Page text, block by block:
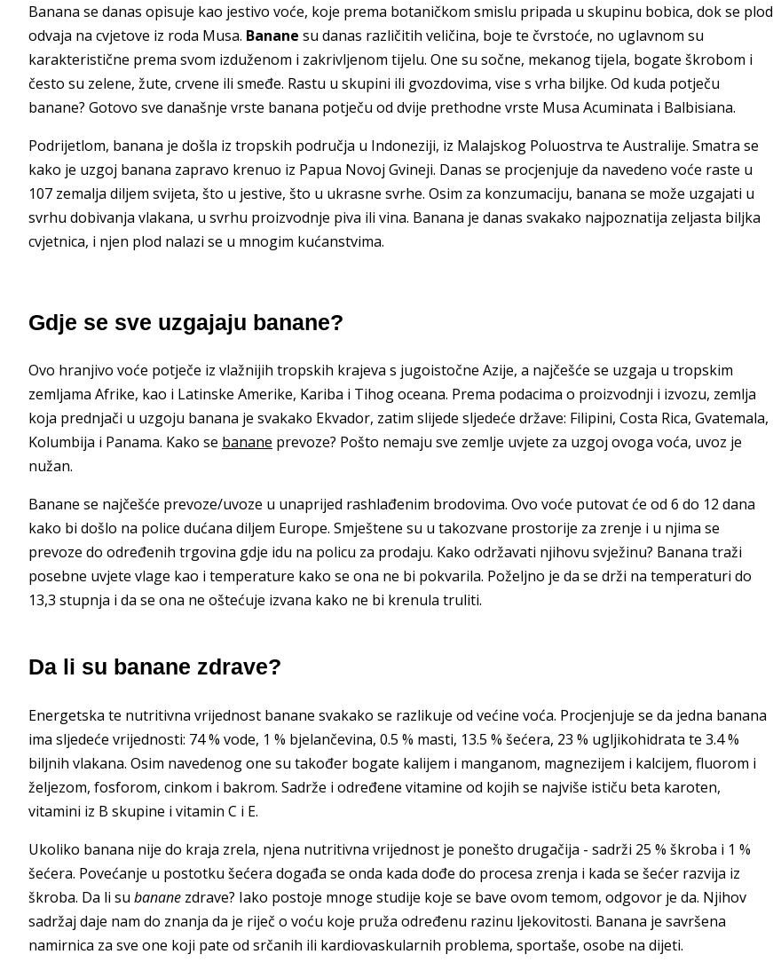
Banana se danas opisuje kao jestivo voće, koje prema botaničkom smislu pripada u skupinu bobica, dok se plod
odvaja na cvjetove iz roda Musa. Banane su danas različitih veličina, boje te čvrstoće, no uglavnom su
karakteristične prema svom izduženom i zakrivljenom tijelu. One su sočne, mekanog tijela, bogate škrobom i
često su zelene, žute, crvene ili smeđe. Rastu u skupini ili gvozdovima, vise s vrha biljke. Od kuda potječu
banane? Gotovo sve današnje vrste banana potječu od dvije prethodne vrste Musa Acuminata i Balbisiana.
Podrijetlom, banana je došla iz tropskih područja u Indoneziji, iz Malajskog Poluostrva te Australije. Smatra se
kako je uzgoj banana zapravo krenuo iz Papua Novoj Gvineji. Danas se procjenjuje da navedeno voće raste u
107 zemalja diljem svijeta, što u jestive, što u ukrasne svrhe. Osim za konzumaciju, banana se može uzgajati u
svrhu dobivanja vlakana, u svrhu proizvodnje piva ili vina. Banana je danas svakako najpoznatija zeljasta biljka
cvjetnica, i njen plod nalazi se u mnogim kućanstvima.
Gdje se sve uzgajaju banane?
Ovo hranjivo voće potječe iz vlažnijih tropskih krajeva s jugoistočne Azije, a najčešće se uzgaja u tropskim
zemljama Afrike, kao i Latinske Amerike, Kariba i Tihog oceana. Prema podacima o proizvodnji i izvozu, zemlja
koja prednjači u uzgoju banana je svakako Ekvador, zatim slijede sljedeće države: Filipini, Costa Rica, Gvatemala,
Kolumbija i Panama. Kako se banane prevoze? Pošto nemaju sve zemlje uvjete za uzgoj ovoga voća, uvoz je
nužan.
Banane se najčešće prevoze/uvoze u unaprijed rashlađenim brodovima. Ovo voće putovat će od 6 do 12 dana
kako bi došlo na police dućana diljem Europe. Smještene su u takozvane prostorije za zrenje i u njima se
prevoze do određenih trgovina gdje idu na policu za prodaju. Kako održavati njihovu svježinu? Banana traži
posebne uvjete vlage kao i temperature kako se ona ne bi pokvarila. Poželjno je da se drži na temperaturi do
13,3 stupnja i da se ona ne oštećuje izvana kako ne bi krenula truliti.
Da li su banane zdrave?
Energetska te nutritivna vrijednost banane svakako se razlikuje od većine voća. Procjenjuje se da jedna banana
ima sljedeće vrijednosti: 74 % vode, 1 % bjelančevina, 0.5 % masti, 13.5 % šećera, 23 % ugljikohidrata te 3.4 %
biljnih vlakana. Osim navedenog one su također bogate kalijem i manganom, magnezijem i kalcijem, fluorom i
željezom, fosforom, cinkom i bakrom. Sadrže i određene vitamine od kojih se najviše ističu beta karoten,
vitamini iz B skupine i vitamin C i E.
Ukoliko banana nije do kraja zrela, njena nutritivna vrijednost je ponešto drugačija - sadrži 25 % škroba i 1 %
šećera. Povećanje u postotku šećera događa se onda kada dođe do procesa zrenja i kada se šećer razvija iz
škroba. Da li su banane zdrave? Iako postoje mnoge studije koje se bave ovom temom, odgovor je da. Njihov
sadržaj daje nam do znanja da je riječ o voću koje pruža određenu razinu ljekovitosti. Banana je savršena
namirnica za sve one koji pate od srčanih ili kardiovaskularnih problema, sportaše, osobe na dijeti.